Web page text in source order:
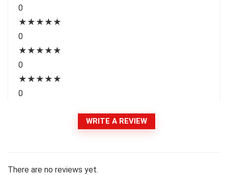
0
★ ★ ★ ★ ★
0
★ ★ ★ ★ ★
0
★ ★ ★ ★ ★
0
WRITE A REVIEW
There are no reviews yet.